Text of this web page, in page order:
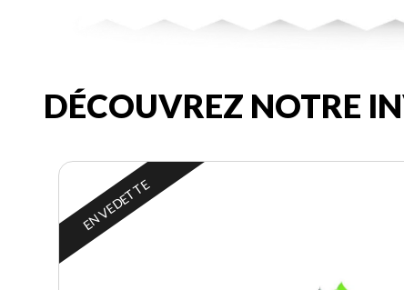
DÉCOUVREZ NOTRE
EN VEDETTE